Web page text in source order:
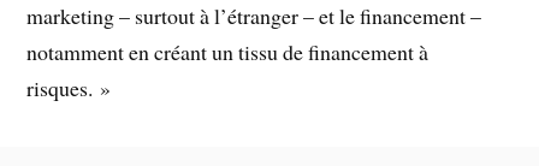
marketing – surtout à l’étranger – et le financement –
notamment en créant un tissu de financement à
risques. »